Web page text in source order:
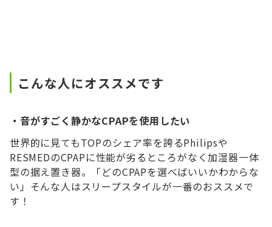
こんな人にオススメです
・音がすごく静かなCPAPを使用したい
世界的に見てもTOPのシェア率を誇るPhilipsや
RESMEDのCPAPに性能が劣るところがなく加湿器一体
型の据え置き器。「どのCPAPを選べばいいかわからな
い」そんな人はスリープスタイルが一番のおススメで
す！